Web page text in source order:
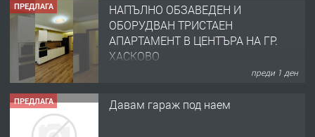
ПРЕДЛАГА
НАПЪЛНО ОБЗАВЕДЕН И
ОБОРУДВАН ТРИСТАЕН
АПАРТАМЕНТ В ЦЕНТЪРА НА ГР.
ХАСКОВО
преди 1 ден
ПРЕДЛАГА Давам гараж под наем